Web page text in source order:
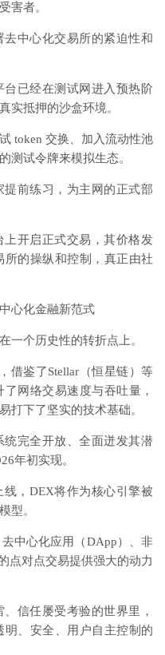
害者。
中心化交易所的紧迫性和
台已经在测试网进入预热阶
实抵押的沙盒环境。
token 交换、加入流动性池
测试令牌来模拟生态。
前练习，为主网的正式部
开启正式交易，其价格发
的操纵和控制，真正由社
心化金融新范式
一个历史性的转折点上。
借鉴了Stellar （恒星链）等
网络交易速度与吞吐量，
打下了坚实的技术基础。
完全开放、全面迸发其潜
年初实现。
，DEX将作为核心引擎被
型。
中心化应用（DApp）、 非
点对点交易提供强大的动力
信任屡受考验的世界里，
、安全、用户自主控制的